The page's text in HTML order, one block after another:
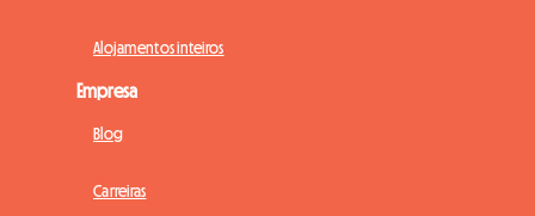
Alojamentos inteiros
Empresa
Blog
Carreiras